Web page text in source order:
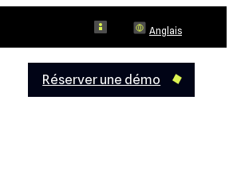
Anglais
Réserver une démo